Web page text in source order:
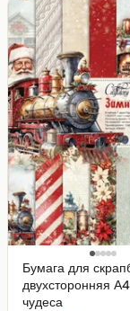
Бумага для
двухсторонняя
чудеса